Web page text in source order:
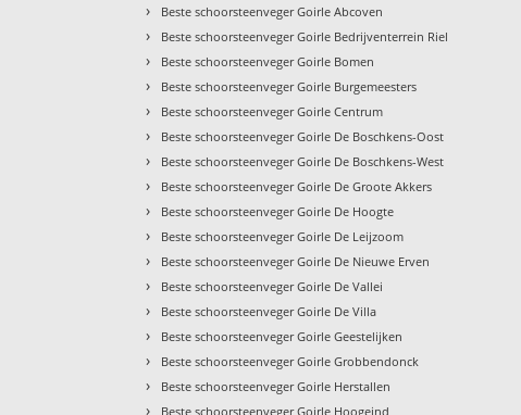
› Beste schoorsteenveger Goirle Abcoven
› Beste schoorsteenveger Goirle Bedrijventerrein Riel
› Beste schoorsteenveger Goirle Bomen
› Beste schoorsteenveger Goirle Burgemeesters
› Beste schoorsteenveger Goirle Centrum
› Beste schoorsteenveger Goirle De Boschkens-Oost
› Beste schoorsteenveger Goirle De Boschkens-West
› Beste schoorsteenveger Goirle De Groote Akkers
› Beste schoorsteenveger Goirle De Hoogte
› Beste schoorsteenveger Goirle De Leijzoom
› Beste schoorsteenveger Goirle De Nieuwe Erven
› Beste schoorsteenveger Goirle De Vallei
› Beste schoorsteenveger Goirle De Villa
› Beste schoorsteenveger Goirle Geestelijken
› Beste schoorsteenveger Goirle Grobbendonck
› Beste schoorsteenveger Goirle Herstallen
› Beste schoorsteenveger Goirle Hoogeind